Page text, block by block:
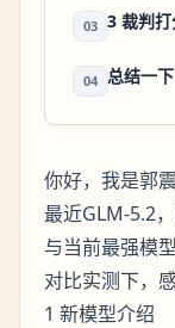
03 3 裁判
04 总结一下
你好，我是郭震
最近GLM-5.2
与当前最强模
对比实测下，
1 新模型介绍